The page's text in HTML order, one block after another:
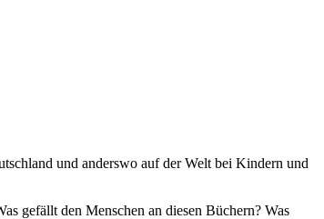
und anderswo auf der Welt bei Kindern und
gefällt den Menschen an diesen Büchern? Was